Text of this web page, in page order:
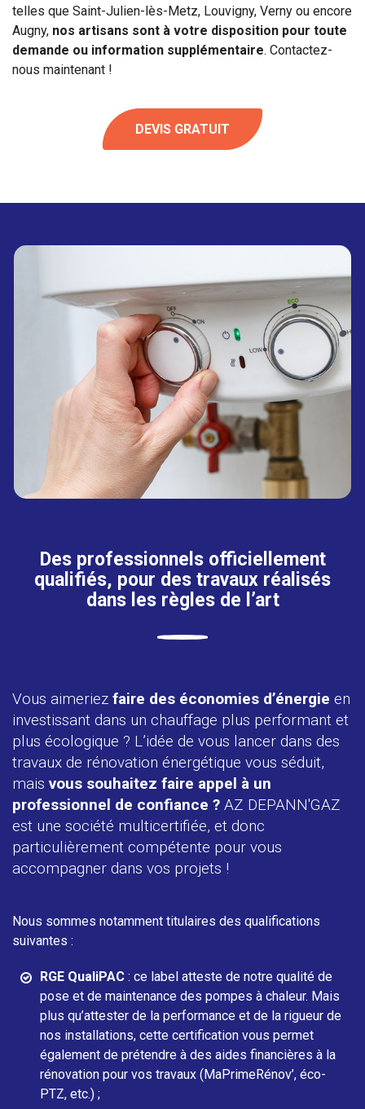
telles que Saint-Julien-lès-Metz, Louvigny, Verny ou encore
Augny, nos artisans sont à votre disposition pour toute
demande ou information supplémentaire. Contactez-
nous maintenant !
DEVIS GRATUIT
Des professionnels officiellement
qualifiés, pour des travaux réalisés
dans les règles de l’art
Vous aimeriez faire des économies d’énergie en
investissant dans un chauffage plus performant et
plus écologique ? L’idée de vous lancer dans des
travaux de rénovation énergétique vous séduit,
mais vous souhaitez faire appel à un
professionnel de confiance ? AZ DEPANN'GAZ
est une société multicertifiée, et donc
particulièrement compétente pour vous
accompagner dans vos projets !
Nous sommes notamment titulaires des qualifications
suivantes :
RGE QualiPAC : ce label atteste de notre qualité de
pose et de maintenance des pompes à chaleur. Mais
plus qu’attester de la performance et de la rigueur de
nos installations, cette certification vous permet
également de prétendre à des aides financières à la
rénovation pour vos travaux (MaPrimeRénov’, éco-
PTZ, etc.) ;